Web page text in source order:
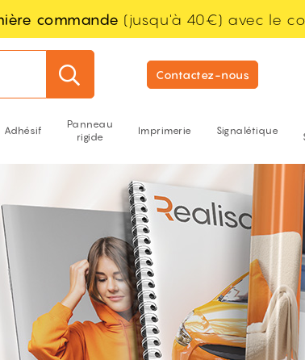
commande (jusqu'à 40€) avec le
Contactez-nous
Adhésif
Panneau
rigide
Imprimerie Signalétique